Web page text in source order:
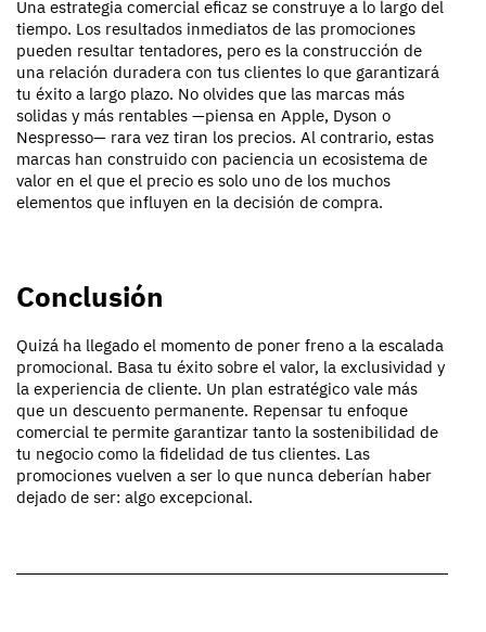
Una estrategia comercial eficaz se construye a lo largo del
tiempo. Los resultados inmediatos de las promociones
pueden resultar tentadores, pero es la construcción de
una relación duradera con tus clientes lo que garantizará
tu éxito a largo plazo. No olvides que las marcas más
solidas y más rentables —piensa en Apple, Dyson o
Nespresso— rara vez tiran los precios. Al contrario, estas
marcas han construido con paciencia un ecosistema de
valor en el que el precio es solo uno de los muchos
elementos que influyen en la decisión de compra.
Conclusión
Quizá ha llegado el momento de poner freno a la escalada
promocional. Basa tu éxito sobre el valor, la exclusividad y
la experiencia de cliente. Un plan estratégico vale más
que un descuento permanente. Repensar tu enfoque
comercial te permite garantizar tanto la sostenibilidad de
tu negocio como la fidelidad de tus clientes. Las
promociones vuelven a ser lo que nunca deberían haber
dejado de ser: algo excepcional.